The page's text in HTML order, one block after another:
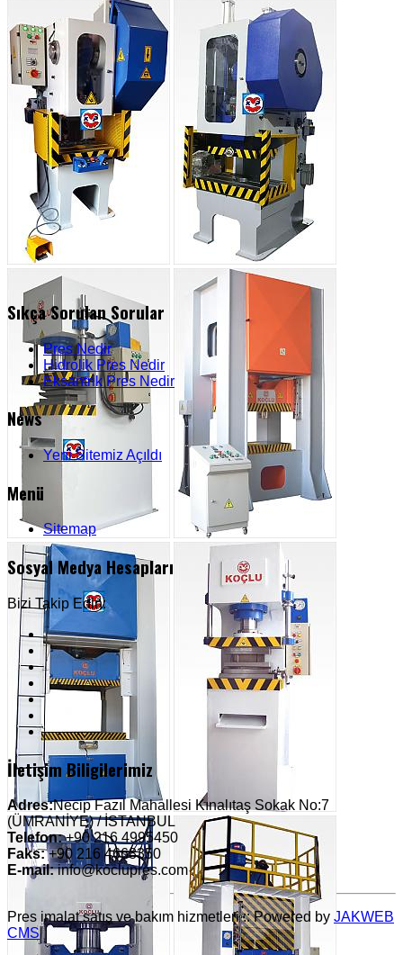
Sıkça Sorulan Sorular
Pres Nedir
Hidrolik Pres Nedir
Eksantrik Pres Nedir
News
Yeni Sitemiz Açıldı
Menü
Sitemap
Sosyal Medya Hesapları
Bizi Takip Edin:
İletişim Biligilerimiz
Adres:Necip Fazıl Mahallesi Kınalıtaş Sokak No:7
(ÜMRANİYE) / İSTANBUL
Telefon:+90 216 4995450
Faks:+90 216 4668350
E-mail:info@koclupres.com
Pres imalat satış ve bakım hizmetleri :: Powered by JAKWEB
CMS